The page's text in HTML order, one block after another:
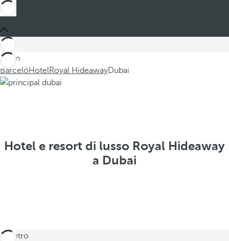
Sei in
BarcelóHotelRoyal HideawayDubai
Hotel e resort di lusso Royal Hideaway
a Dubai
indietro